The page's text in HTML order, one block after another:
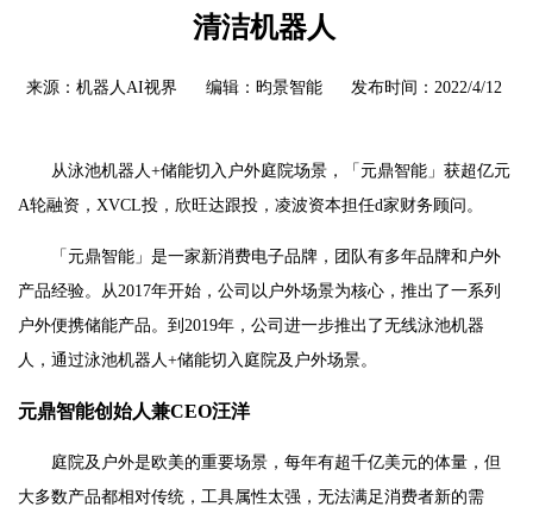
清洁机器人
来源：机器人AI视界 编辑：昀景智能 发布时间：2022/4/12
从泳池机器人+储能切入户外庭院场景，「元鼎智能」获超亿元
A轮融资，XVCL投，欣旺达跟投，凌波资本担任d家财务顾问。
「元鼎智能」是一家新消费电子品牌，团队有多年品牌和户外
产品经验。从2017年开始，公司以户外场景为核心，推出了一系列
户外便携储能产品。到2019年，公司进一步推出了无线泳池机器
人，通过泳池机器人+储能切入庭院及户外场景。
元鼎智能创始人兼CEO汪洋
庭院及户外是欧美的重要场景，每年有超千亿美元的体量，但
大多数产品都相对传统，工具属性太强，无法满足消费者新的需